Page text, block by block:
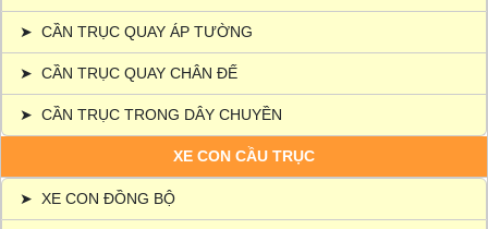
➤ CẦN TRỤC QUAY ÁP TƯỜNG
➤ CẦN TRỤC QUAY CHÂN ĐẾ
➤ CẦN TRỤC TRONG DÂY CHUYỀN
XE CON CẦU TRỤC
➤ XE CON ĐỒNG BỘ